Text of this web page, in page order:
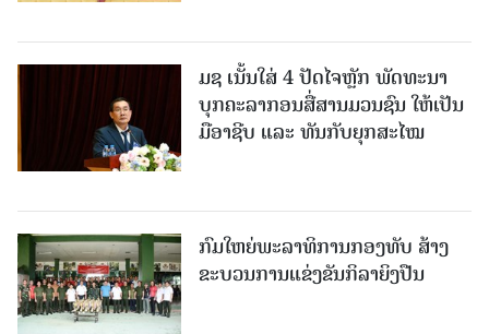
ມຊ ເນັ້ນໃສ່ 4 ປັດໄຈຫຼັກ ພັດທະນາ
ບຸກຄະລາກອນສື່ສານມວນຊົນ ໃຫ້ເປັນ
ມືອາຊີບ ແລະ ທັນກັບຍຸກສະໄໝ
ກົມໃຫຍ່ພະລາທິການກອງທັບ ສ້າງ
ຂະບວນການແຂ່ງຂັນກິລາຍິງປືນ